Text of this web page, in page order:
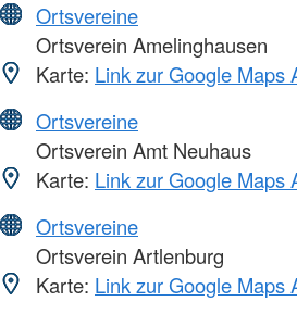
Ortsvereine
Ortsverein Amelinghausen
Karte: Link zur Google Maps
Ortsvereine
Ortsverein Amt Neuhaus
Karte: Link zur Google Maps
Ortsvereine
Ortsverein Artlenburg
Karte: Link zur Google Maps